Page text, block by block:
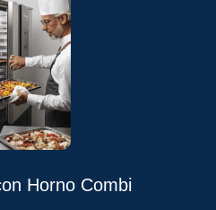
Horno Combi